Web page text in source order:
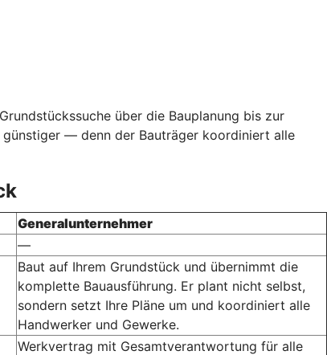
über die Bauplanung bis zur
günstiger — denn der Bauträger koordiniert alle
Generalunternehmer
—
Baut auf Ihrem Grundstück und übernimmt die
komplette Bauausführung. Er plant nicht selbst,
sondern setzt Ihre Pläne um und koordiniert alle
Handwerker und Gewerke.
Werkvertrag mit Gesamtverantwortung für alle